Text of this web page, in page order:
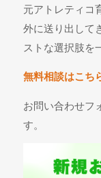
元アトレティコ
外に送り出して
ストな選択肢を
無料相談はこち
お問い合わせフ
す。